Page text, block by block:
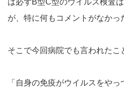
は必ずB型C型のウイルス検査
が、特に何もコメントがなかっ
そこで今回病院でも言われたこ
「自身の免疫がウイルスをやっ